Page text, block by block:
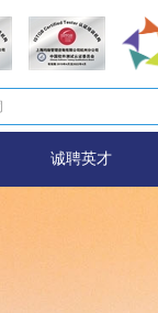
诚聘英才